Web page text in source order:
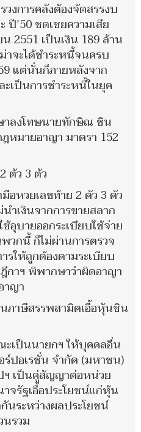
งการคลังต้องจัดสรรงบ
ปี’50 ชดเชยความเสีย
2551 เป็นเงิน 189 ล้าน
จะได้ชำระหนี้จนครบ
แต่นั่นก็ภายหลังจาก
ะเป็นการชำระหนี้ในยุค
ลงโทษนายทักษิณ ชิน
หมายอาญา มาตรา 152
ตัว 3 ตัว
อหวยเลขท้าย 2 ตัว 3 ตัว
ำเงินจากการขายสลาก
อุบายออกระเบียบใช้จ่าย
พวกนี้ ก็ไม่ผ่านการตรวจ
รให้ถูกต้องตามระเบียบ
กาฯ พิพากษาว่าผิดอาญา
าญา
ภาษีสรรพสามิตเอื้อหุ้นชิน
เป็นนายกฯ ให้บุคคลอื่น
ปอเรชั่น จำกัด (มหาชน)
เป็นคู่สัญญาต่อหน่วย
จรัฐเอื้อประโยชน์แก่หุ้น
นระหว่างผลประโยชน์
รวม